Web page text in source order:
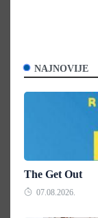
NAJNOVIJE
The Get Out
07.08.2026.